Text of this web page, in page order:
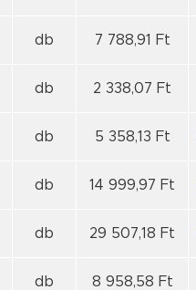
db 7 788,91 Ft
db 2 338,07 Ft
db 5 358,13 Ft
db 14 999,97 Ft
db 29 507,18 Ft
db 8 958,58 Ft